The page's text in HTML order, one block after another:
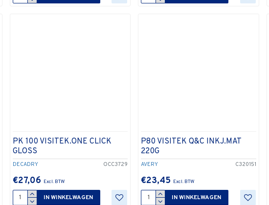
DECADRY OCC3729
PK 100 VISITEK.ONE CLICK
GLOSS
€27,06
IN WINKELWAGEN
AVERY C320151
P80 VISITEK Q&C INKJ.MAT
220G
€23,45
IN WINKELWAGEN